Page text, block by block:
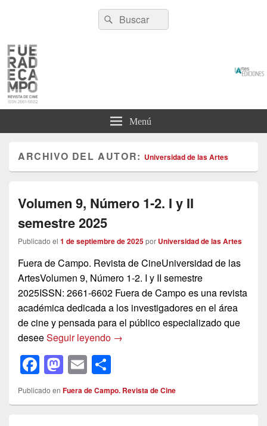
Fuera de campo
Buscar
por:
Buscar
Menú
ARCHIVO DEL AUTOR: Universidad de las Artes
Volumen 9, Número 1-2. I y II
semestre 2025
Publicado el 1 de septiembre de 2025por Universidad de las Artes
Fuera de Campo. Revista de CineUniversidad de las
ArtesVolumen 9, Número 1-2. I y II semestre
2025ISSN: 2661-6602 Fuera de Campo es una revista
académica dedicada a los investigadores en el área
de cine y pensada para el público especializado que
deseeSeguir leyendo Volumen 9, Número 1-2. I y II
→
F
a
c
M
a
st
E
m
ail
o
m
Publicado en Fuera de Campo. Revista de Cine